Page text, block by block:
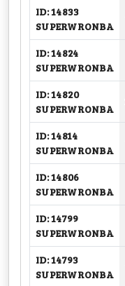
ID: 14833
SUPERWRONBA
ID: 14824
SUPERWRONBA
ID: 14820
SUPERWRONBA
ID: 14814
SUPERWRONBA
ID: 14806
SUPERWRONBA
ID: 14799
SUPERWRONBA
ID: 14793
SUPERWRONBA